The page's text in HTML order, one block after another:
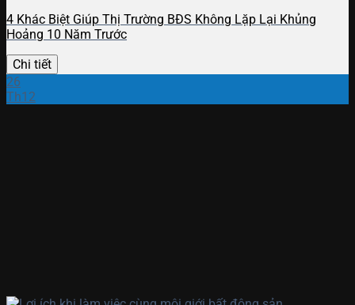
4 Khác Biệt Giúp Thị Trường BĐS Không Lặp Lại Khủng
Hoảng 10 Năm Trước
Chi tiết
26
Th12